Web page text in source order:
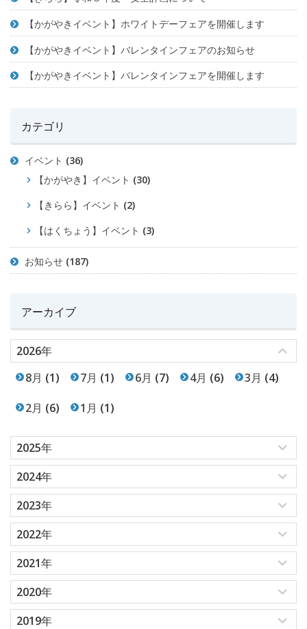
【かがやきイベント】ホワイトデーフェアを開催します
【かがやきイベント】バレンタインフェアのお知らせ
【かがやきイベント】バレンタインフェアを開催します
カテゴリ
イベント (36)
【かがやき】イベント (30)
【きらら】イベント (2)
【はくちょう】イベント (3)
お知らせ (187)
アーカイブ
2026年
8月 (1) 7月 (1) 6月 (7) 4月 (6) 3月 (4)
2月 (6) 1月 (1)
2025年
2024年
2023年
2022年
2021年
2020年
2019年